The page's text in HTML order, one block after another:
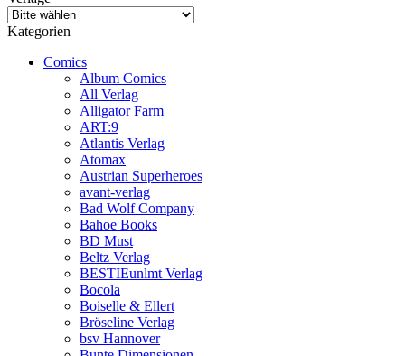
Kategorien
Comics
Album Comics
All Verlag
Alligator Farm
ART:9
Atlantis Verlag
Atomax
Austrian Superheroes
avant-verlag
Bad Wolf Company
Bahoe Books
BD Must
Beltz Verlag
BESTIEunlmt Verlag
Bocola
Boiselle & Ellert
Bröseline Verlag
bsv Hannover